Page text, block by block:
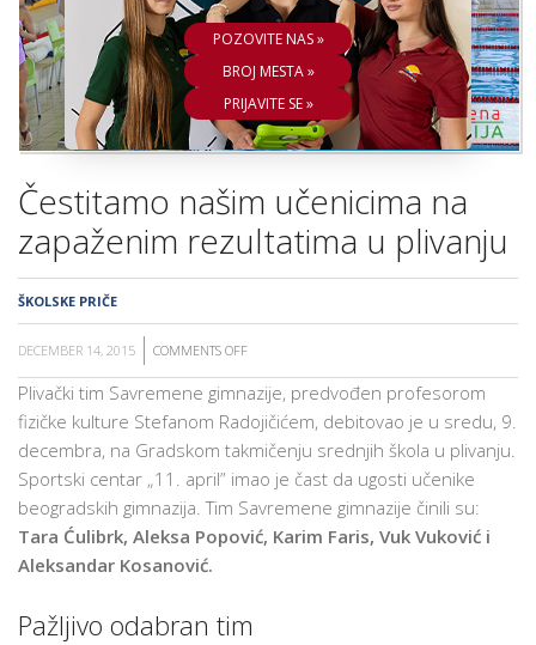
Čestitamo našim učenicima na
zapaženim rezultatima u plivanju
ŠKOLSKE PRIČE
DECEMBER 14, 2015 COMMENTS OFF
ČESTITAMO
NAŠIM
UČENICIMA
ZAPAŽENIM
Plivački tim Savremene gimnazije, predvođen profesorom
fizičke kulture Stefanom Radojičićem, debitovao je u sredu, 9.
decembra, na Gradskom takmičenju srednjih škola u plivanju.
Sportski centar „11. april” imao je čast da ugosti učenike
beogradskih gimnazija. Tim Savremene gimnazije činili su:
Tara Ćulibrk, Aleksa Popović, Karim Faris, Vuk Vuković i
Aleksandar Kosanović.
Pažljivo odabran tim
POZOVITE NAS »
BROJ MESTA »
PRIJAVITE SE »